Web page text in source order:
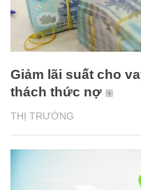
THỊ TRƯỜNG
Giảm lãi suất cho
thách thức nợ